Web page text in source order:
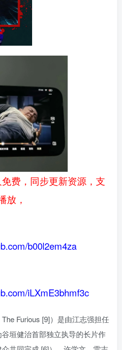
费，同步更新资源，支
放，
b00l2em4za
iLXmE3bhmf3c
Furious [9]）是由江志强担任
垣健治首部独立执导的长片作